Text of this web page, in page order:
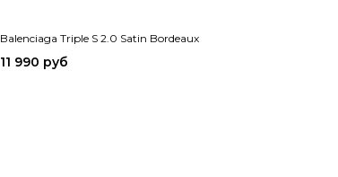
Balenciaga Triple S 2.0 Satin Bordeaux
11 990 руб